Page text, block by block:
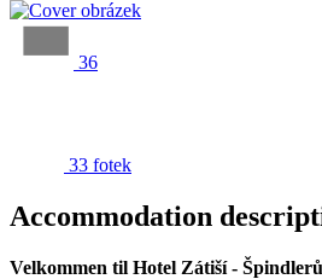
36
33 fotek
Accommodation
Velkommen til Hotel Zátiší -